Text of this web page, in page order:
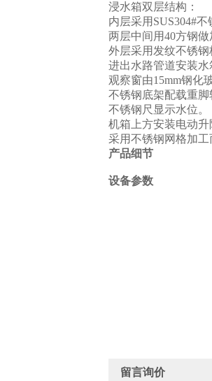
浸水箱双层结构：
内层采用SUS304#
两层中间用40方钢
外层采用发纹不锈
进出水路管道安装
观察窗由15mm钢化
不锈钢底架配载重
不锈钢尺显示水位。
机箱上方安装电动
采用不锈钢网格加工
产品细节
设备参数
留言询价